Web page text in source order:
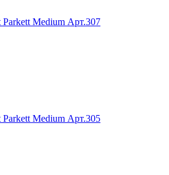
Medium Арт.307
Medium Арт.305